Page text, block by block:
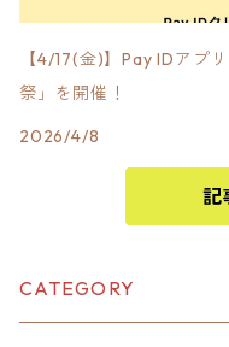
【4/17(金)】Pay IDアプ
祭」を開催！
2026/4/8
記
CATEGORY